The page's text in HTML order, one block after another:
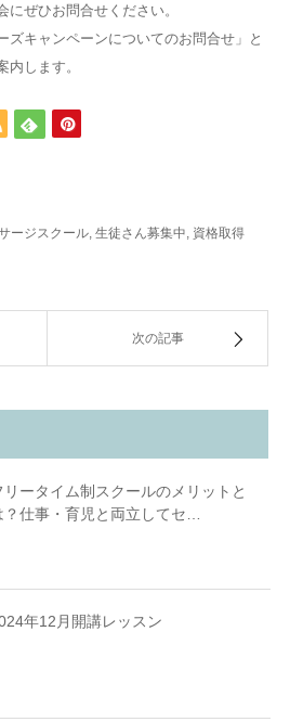
にぜひお問合せください。
ズキャンペーンについてのお問合せ」と
内します。
ージスクール 生徒さん募集中 資格取得
次の記事
リータイム制スクールのメリットと
？仕事・育児と両立してセ…
年12月開講レッスン